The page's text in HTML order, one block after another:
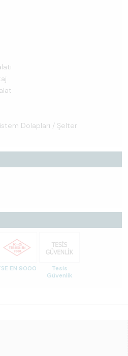
Dolapları / Şelter
EN 9000
Tesis
Güvenlik